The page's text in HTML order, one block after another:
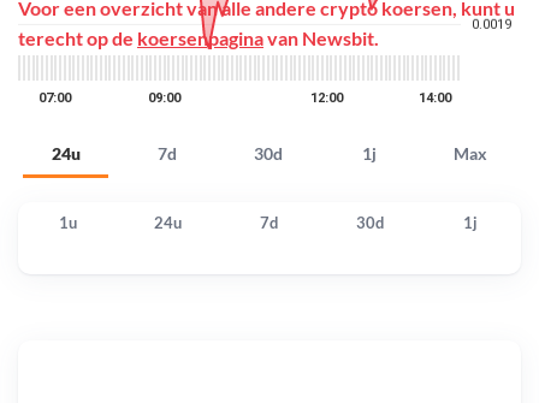
24u 7d 30d 1j Max
Voor een overzicht van alle andere crypto koersen, kunt u
terecht op de koersenpaginavan Newsbit.
1u 24u 7d 30d 1j